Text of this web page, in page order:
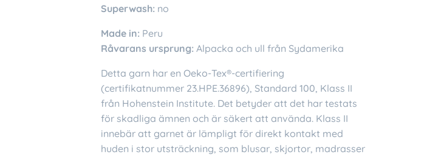
Superwash: no
Made in: Peru
Råvarans ursprung: Alpacka och ull från Sydamerika
Detta garn har en Oeko-Tex®-certifiering
(certifikatnummer 23.HPE.36896), Standard 100, Klass II
från Hohenstein Institute. Det betyder att det har testats
för skadliga ämnen och är säkert att använda. Klass II
innebär att garnet är lämpligt för direkt kontakt med
huden i stor utsträckning, som blusar, skjortor, madrasser